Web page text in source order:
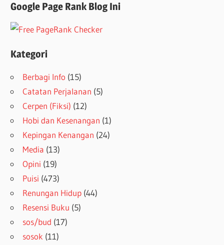
Google Page Rank Blog Ini
Kategori
Berbagi Info (15)
Catatan Perjalanan (5)
Cerpen (Fiksi) (12)
Hobi dan Kesenangan (1)
Kepingan Kenangan (24)
Media (13)
Opini (19)
Puisi (473)
Renungan Hidup (44)
Resensi Buku (5)
sos/bud (17)
sosok (11)